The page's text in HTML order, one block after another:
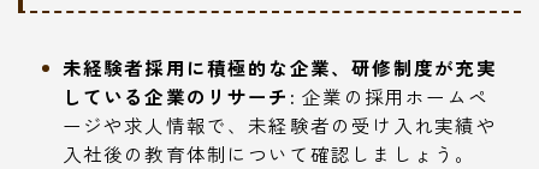
未経験者採用に積極的な企業、研修制度が充実
している企業のリサーチ: 企業の採用ホームペ
ージや求人情報で、未経験者の受け入れ実績や
入社後の教育体制について確認しましょう。